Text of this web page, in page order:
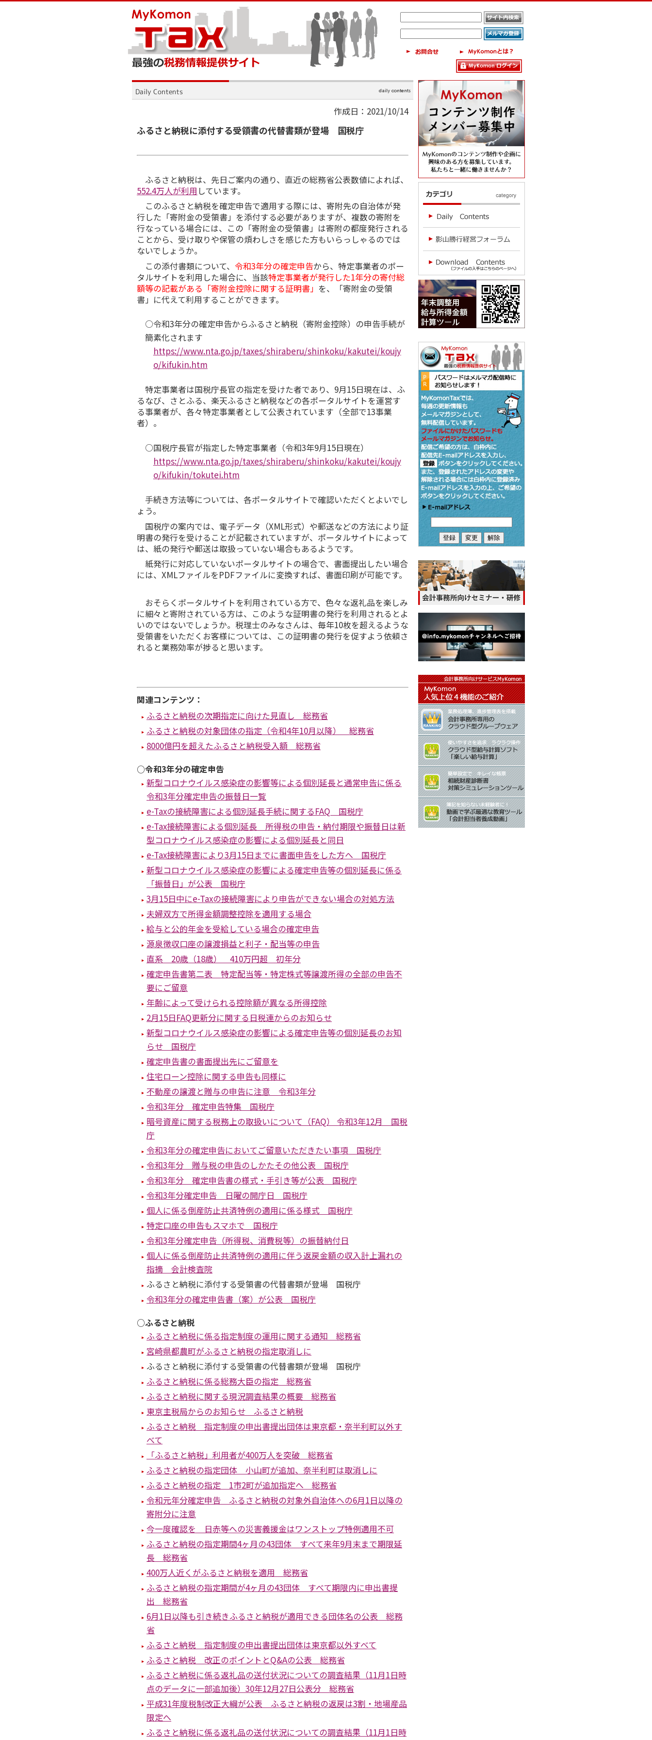
作成日：2021/10/14
ふるさと納税に添付する受領書の代替書類が登場 国税庁
ふるさと納税は、先日ご案内の通り、直近の総務省公表数値によれば、
552.4万人が利用 しています。
このふるさと納税を確定申告で適用する際には、寄附先の自治体が発
行した「寄附金の受領書」を添付する必要がありますが、複数の寄附を
行なっている場合には、この「寄附金の受領書」は寄附の都度発行される
ことから、受け取りや保管の煩わしさを感じた方もいらっしゃるのでは
ないでしょうか。
この添付書類について、 令和3年分の確定申告から、特定事業者のポー
タルサイトを利用した場合に、当該特定事業者が発行した1年分の寄付総
額等の記載がある「寄附金控除に関する証明書」 を、「寄附金の受領
書」に代えて利用することができます。
○令和3年分の確定申告からふるさと納税（寄附金控除）の申告手続が
簡素化されます
https://www.nta.go.jp/taxes/shiraberu/shinkoku/kakutei/koujy
o/kifukin.htm
特定事業者は国税庁長官の指定を受けた者であり、9月15日現在は、ふ
るなび、さとふる、楽天ふるさと納税などの各ポータルサイトを運営す
る事業者が、各々特定事業者として公表されています（全部で13事業
者）。
○国税庁長官が指定した特定事業者（令和3年9月15日現在）
https://www.nta.go.jp/taxes/shiraberu/shinkoku/kakutei/koujy
o/kifukin/tokutei.htm
手続き方法等については、各ポータルサイトで確認いただくとよいでし
ょう。
国税庁の案内では、電子データ（XML形式）や郵送などの方法により証
明書の発行を受けることが記載されていますが、ポータルサイトによって
は、紙の発行や郵送は取扱っていない場合もあるようです。
紙発行に対応していないポータルサイトの場合で、書面提出したい場合
には、XMLファイルをPDFファイルに変換すれば、書面印刷が可能です。
おそらくポータルサイトを利用されている方で、色々な返礼品を楽しみ
に細々と寄附されている方は、このような証明書の発行を利用されるとよ
いのではないでしょうか。税理士のみなさんは、毎年10枚を超えるような
受領書をいただくお客様については、この証明書の発行を促すよう依頼さ
れると業務効率が捗ると思います。
関連コンテンツ：
ふるさと納税の次期指定に向けた見直し 総務省
ふるさと納税の対象団体の指定（令和4年10月以降） 総務省
8000億円を超えたふるさと納税受入額 総務省
○令和3年分の確定申告
新型コロナウイルス感染症の影響等による個別延長と通常申告に係る
令和3年分確定申告の振替日一覧
e-Taxの接続障害による個別延長手続に関するFAQ 国税庁
e-Tax接続障害による個別延長 所得税の申告・納付期限や振替日は新
型コロナウイルス感染症の影響による個別延長と同日
e-Tax接続障害により3月15日までに書面申告をした方へ 国税庁
新型コロナウイルス感染症の影響による確定申告等の個別延長に係る
「振替日」が公表 国税庁
3月15日中にe-Taxの接続障害により申告ができない場合の対処方法
夫婦双方で所得金額調整控除を適用する場合
給与と公的年金を受給している場合の確定申告
源泉徴収口座の譲渡損益と利子・配当等の申告
直系 20歳（18歳） 410万円超 初年分
確定申告書第二表 特定配当等・特定株式等譲渡所得の全部の申告不
要にご留意
年齢によって受けられる控除額が異なる所得控除
2月15日FAQ更新分に関する日税連からのお知らせ
新型コロナウイルス感染症の影響による確定申告等の個別延長のお知
らせ 国税庁
確定申告書の書面提出先にご留意を
住宅ローン控除に関する申告も同様に
不動産の譲渡と贈与の申告に注意 令和3年分
令和3年分 確定申告特集 国税庁
暗号資産に関する税務上の取扱いについて（FAQ） 令和3年12月 国税
庁
令和3年分の確定申告においてご留意いただきたい事項 国税庁
令和3年分 贈与税の申告のしかたその他公表 国税庁
令和3年分 確定申告書の様式・手引き等が公表 国税庁
令和3年分確定申告 日曜の開庁日 国税庁
個人に係る倒産防止共済特例の適用に係る様式 国税庁
特定口座の申告もスマホで 国税庁
令和3年分確定申告（所得税、消費税等）の振替納付日
個人に係る倒産防止共済特例の適用に伴う返戻金額の収入計上漏れの
指摘 会計検査院
ふるさと納税に添付する受領書の代替書類が登場 国税庁
令和3年分の確定申告書（案）が公表 国税庁
○ふるさと納税
ふるさと納税に係る指定制度の運用に関する通知 総務省
宮崎県都農町がふるさと納税の指定取消しに
ふるさと納税に添付する受領書の代替書類が登場 国税庁
ふるさと納税に係る総務大臣の指定 総務省
ふるさと納税に関する現況調査結果の概要 総務省
東京主税局からのお知らせ ふるさと納税
ふるさと納税 指定制度の申出書提出団体は東京都・奈半利町以外す
べて
「ふるさと納税」利用者が400万人を突破 総務省
ふるさと納税の指定団体 小山町が追加、奈半利町は取消しに
ふるさと納税の指定 1市2町が追加指定へ 総務省
令和元年分確定申告 ふるさと納税の対象外自治体への6月1日以降の
寄附分に注意
今一度確認を 日赤等への災害義援金はワンストップ特例適用不可
ふるさと納税の指定期間4ヶ月の43団体 すべて来年9月末まで期限延
長 総務省
400万人近くがふるさと納税を適用 総務省
ふるさと納税の指定期間が4ヶ月の43団体 すべて期限内に申出書提
出 総務省
6月1日以降も引き続きふるさと納税が適用できる団体名の公表 総務
省
ふるさと納税 指定制度の申出書提出団体は東京都以外すべて
ふるさと納税 改正のポイントとQ&Aの公表 総務省
ふるさと納税に係る返礼品の送付状況についての調査結果（11月1日時
点のデータに一部追加後）30年12月27日公表分 総務省
平成31年度税制改正大綱が公表 ふるさと納税の返戻は3割・地場産品
限定へ
ふるさと納税に係る返礼品の送付状況についての調査結果（11月1日時